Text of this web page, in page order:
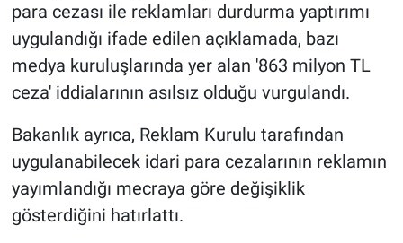
para cezası ile reklamları durdurma yaptırımı
uygulandığı ifade edilen açıklamada, bazı
medya kuruluşlarında yer alan '863 milyon TL
ceza' iddialarının asılsız olduğu vurgulandı.
Bakanlık ayrıca, Reklam Kurulu tarafından
uygulanabilecek idari para cezalarının reklamın
yayımlandığı mecraya göre değişiklik
gösterdiğini hatırlattı.